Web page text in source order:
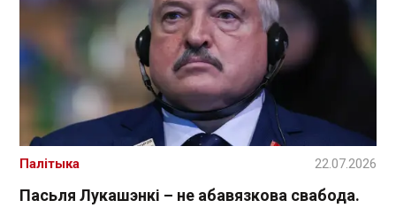
Пасьля Лукашэнкі – не абавязкова свабода.
Палітыка 22.07.2026